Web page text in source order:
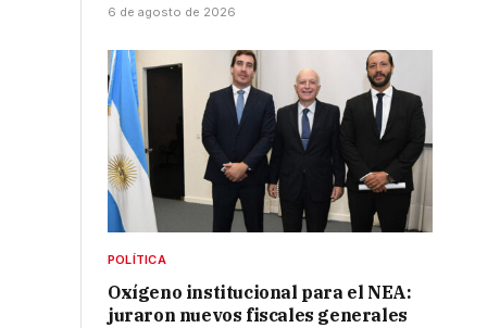
6 de agosto de 2026
POLÍTICA
Oxígeno institucional para el NEA:
juraron nuevos fiscales generales